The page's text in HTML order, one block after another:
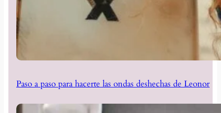
Paso a paso para hacerte las ondas deshechas de Leonor